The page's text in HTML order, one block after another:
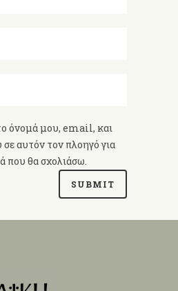
όνομά μου, email, και
αυτόν τον πλοηγό για
που θα σχολιάσω.